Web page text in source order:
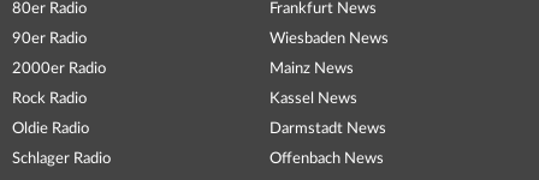
80er Radio
90er Radio
2000er Radio
Rock Radio
Oldie Radio
Schlager Radio
Frankfurt News
Wiesbaden News
Mainz News
Kassel News
Darmstadt News
Offenbach News